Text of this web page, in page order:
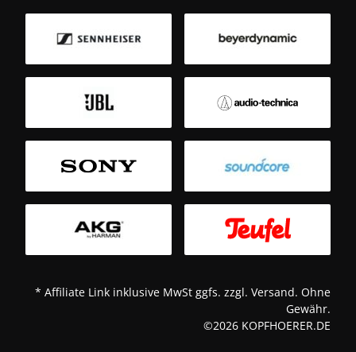
* Affiliate Link inklusive MwSt ggfs. zzgl. Versand. Ohne
Gewähr.
©2026 KOPFHOERER.DE